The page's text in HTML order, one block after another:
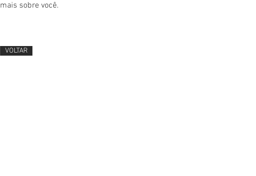
mais sobre você.
VOLTAR